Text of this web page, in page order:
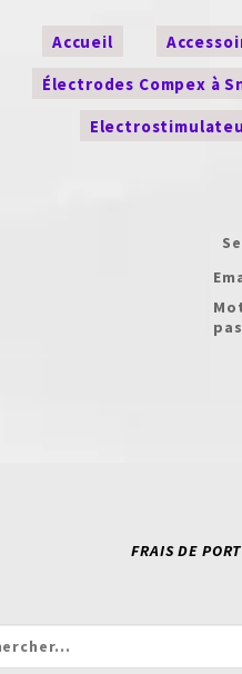
Accueil
Électrodes Compex à
FRAIS DE